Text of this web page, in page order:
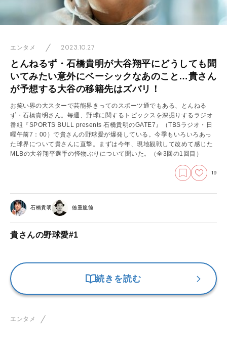
エンタメ 2023.10.27
とんねるず・石橋貴明が大谷翔平にどうしても聞
いてみたい意外にベーシックなあのこと…貴さん
が予想する大谷の移籍先はズバリ！
お笑い界の大スターで芸能界きってのスポーツ通でもある、とんねる
ず・石橋貴明さん。毎週、野球に関するトピックスを深掘りするラジオ
番組『SPORTS BULL presents 石橋貴明のGATE7』（TBSラジオ・日
曜午前7：00）で貴さんの野球愛が爆発している。今季もいろいろあっ
た球界について貴さんに直撃。まずは今年、現地観戦して改めて感じた
MLBの大谷翔平選手の怪物ぶりについて聞いた。（全3回の1回目）
19
石橋貴明 徳重龍徳
貴さんの野球愛#1
続きを読む
エンタメ